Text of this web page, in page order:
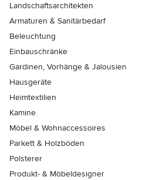
Landschaftsarchitekten
Armaturen & Sanitärbedarf
Beleuchtung
Einbauschränke
Gardinen, Vorhänge & Jalousien
Hausgeräte
Heimtextilien
Kamine
Möbel & Wohnaccessoires
Parkett & Holzböden
Polsterer
Produkt- & Möbeldesigner